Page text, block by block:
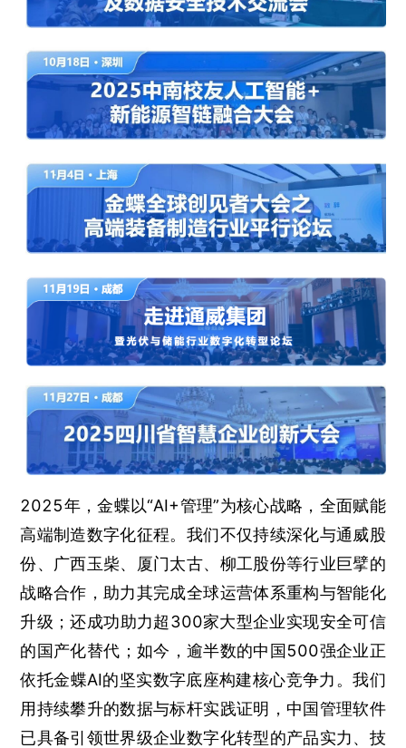
2025年，金蝶以“AI+管理”为核心战略，全面赋能
高端制造数字化征程。我们不仅持续深化与通威股
份、广西玉柴、厦门太古、柳工股份等行业巨擘的
战略合作，助力其完成全球运营体系重构与智能化
升级；还成功助力超300家大型企业实现安全可信
的国产化替代；如今，逾半数的中国500强企业正
依托金蝶AI的坚实数字底座构建核心竞争力。我们
用持续攀升的数据与标杆实践证明，中国管理软件
已具备引领世界级企业数字化转型的产品实力、技